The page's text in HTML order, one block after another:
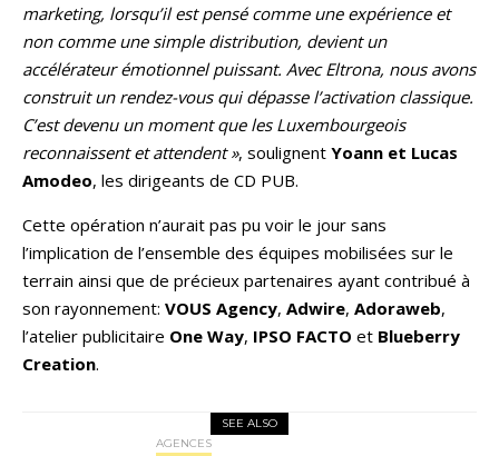
marketing, lorsqu’il est pensé comme une expérience et
non comme une simple distribution, devient un
accélérateur émotionnel puissant. Avec Eltrona, nous avons
construit un rendez-vous qui dépasse l’activation classique.
C’est devenu un moment que les Luxembourgeois
reconnaissent et attendent », soulignent Yoann et Lucas
Amodeo, les dirigeants de CD PUB.
Cette opération n’aurait pas pu voir le jour sans
l’implication de l’ensemble des équipes mobilisées sur le
terrain ainsi que de précieux partenaires ayant contribué à
son rayonnement: VOUS Agency, Adwire, Adoraweb,
l’atelier publicitaire One Way, IPSO FACTO et Blueberry
Creation.
SEE ALSO
AGENCES